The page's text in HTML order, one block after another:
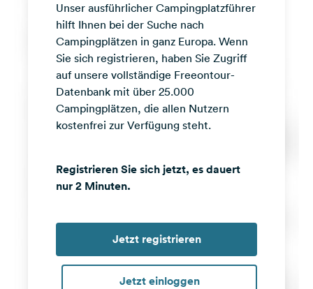
Media
Facebook
Instagram
Unser ausführlicher Campingplatzführer
hilft Ihnen bei der Suche nach
Campingplätzen in ganz Europa. Wenn
Sie sich registrieren, haben Sie Zugriff
auf unsere vollständige Freeontour-
Datenbank mit über 25.000
Campingplätzen, die allen Nutzern
kostenfrei zur Verfügung steht.
Registrieren Sie sich jetzt, es dauert
nur 2 Minuten.
Jetzt registrieren
Jetzt einloggen